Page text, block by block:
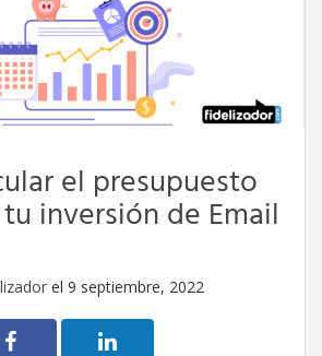
el presupuesto
inversión de Email
el 9 septiembre, 2022